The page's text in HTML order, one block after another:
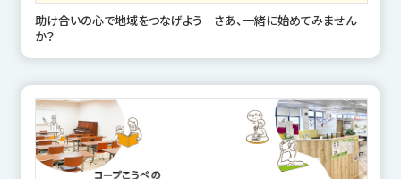
助け合いの心で地域をつなげよう さあ、一緒に始めてみません
か？